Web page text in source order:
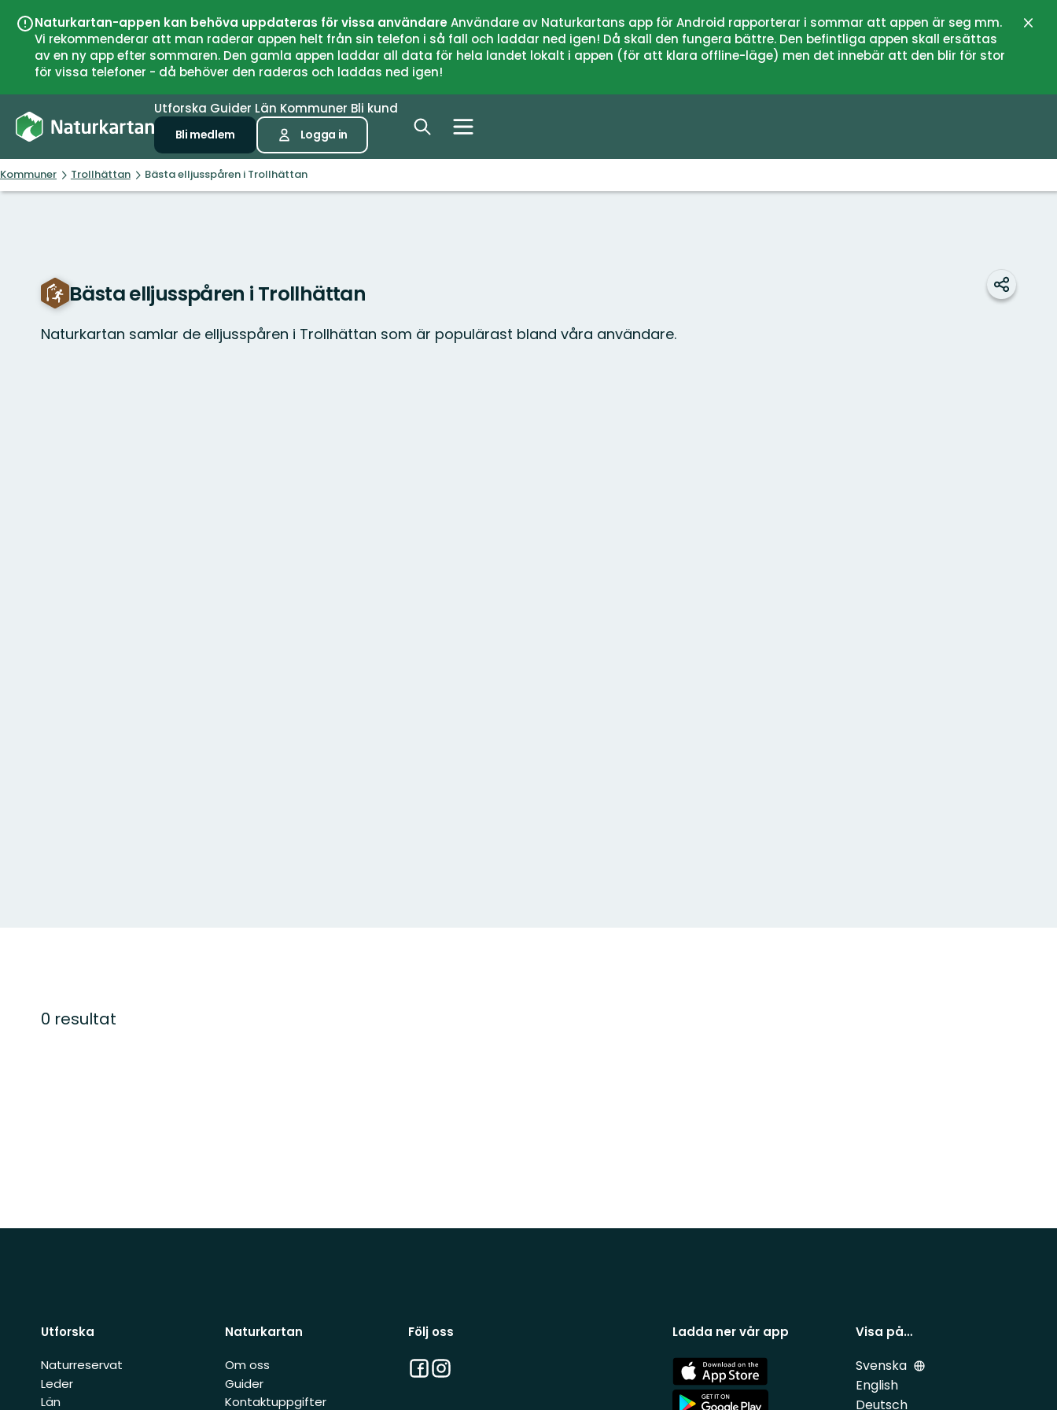
Naturkartan-appen kan behöva uppdateras för vissa användareAnvändare av Naturkartans app för Android rapporterar i sommar att appen är seg mm.
Vi rekommenderar att man raderar appen helt från sin telefon i så fall och laddar ned igen! Då skall den fungera bättre. Den befintliga appen skall ersättas
av en ny app efter sommaren. Den gamla appen laddar all data för hela landet lokalt i appen (för att klara offline-läge) men det innebär att den blir för stor
för vissa telefoner - då behöver den raderas och laddas ned igen!
Utforska Guider Län Kommuner Bli kund
Bli medlem Logga in
Kommuner Trollhättan Bästa elljusspåren i Trollhättan
Bästa elljusspåren i Trollhättan
Naturkartan samlar de elljusspåren i Trollhättan som är populärast bland våra användare.
Dela
0 resultat
Utforska
Naturreservat
Leder
Län
Naturkartan
Om oss
Guider
Kontaktuppgifter
Följ oss
Facebook
Instagram
Ladda ner vår app
App
Store
App
Visa på…
Svenska
English
Deutsch